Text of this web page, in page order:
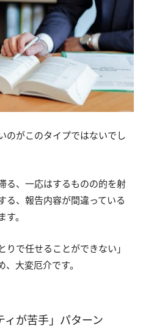
のがこのタイプではないでし
る、一応はするものの的を射
る、報告内容が間違っている
。
で任せることができない」
大変厄介です。
ィが苦手」パターン